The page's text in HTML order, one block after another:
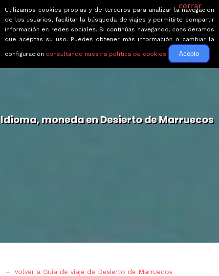
Idioma, moneda en Desierto de Marruecos
← Volver a Guía de viaje de Desierto de Marruecos
cerrar
Utilizamos cookies propias y de terceros para analizar la navegación
de los usuarios, facilitar la búsqueda de viajes y permitirte compartir
información en redes sociales. Si continúas navegando, consideramos
que aceptas su uso. Puedes obtener más información o cambiar la
configuración consultando nuestra política de cookies Acepto